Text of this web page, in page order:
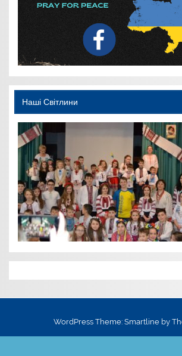
Наші Світлини
WordPress Theme: Smartline by